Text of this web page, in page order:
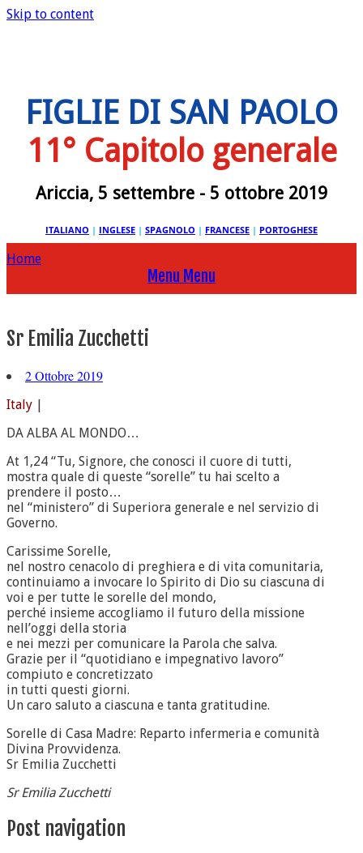
Skip to content
FIGLIE DI SAN PAOLO
11° Capitolo generale
Ariccia, 5 settembre - 5 ottobre 2019
ITALIANO | INGLESE | SPAGNOLO | FRANCESE | PORTOGHESE
Home
Menu Menu
Sr Emilia Zucchetti
2 Ottobre 2019
Italy |
DA ALBA AL MONDO…
At 1,24 “Tu, Signore, che conosci il cuore di tutti,
mostra quale di queste “sorelle” tu hai scelto a
prendere il posto…
nel “ministero” di Superiora generale e nel servizio di
Governo.
Carissime Sorelle,
nel nostro cenacolo di preghiera e di vita comunitaria,
continuiamo a invocare lo Spirito di Dio su ciascuna di
voi e per tutte le sorelle del mondo,
perché insieme accogliamo il futuro della missione
nell’oggi della storia
e nei mezzi per comunicare la Parola che salva.
Grazie per il “quotidiano e impegnativo lavoro”
compiuto e concretizzato
in tutti questi giorni.
Un caro saluto a ciascuna e tanta gratitudine.
Sorelle di Casa Madre: Reparto infermeria e comunità
Divina Provvidenza.
Sr Emilia Zucchetti
Sr Emilia Zucchetti
Post navigation